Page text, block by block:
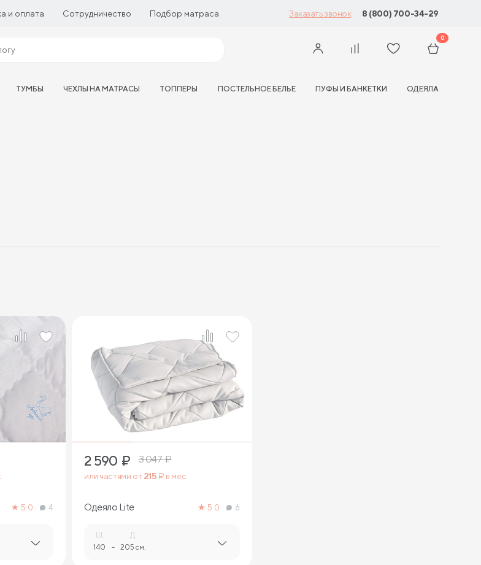
и оплата Сотрудничество Подбор матраса Заказать звонок 8 (800) 700-34-29
0
ТУМБЫ ЧЕХЛЫ НА МАТРАСЫ ТОППЕРЫ ПОСТЕЛЬНОЕ БЕЛЬЕ ПУФЫ И БАНКЕТКИ ОДЕЯЛА
5.0 4
2 590 ₽ 3 047₽
или частями от215 ₽ в мес.
Одеяло Lite 5.0 6
Ш.
140 -
Д.
205 см.